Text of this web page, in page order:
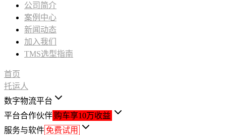
公司简介
案例中心
新闻动态
加入我们
TMS选型指南
首页
托运人
数字物流平台
平台合作伙伴 购车享10万收益
服务与软件 免费试用